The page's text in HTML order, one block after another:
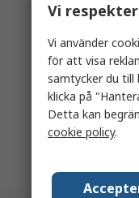
Vi
Vi använder
för att visa
samtycker du till
klicka på
Detta kan
cookie policy.